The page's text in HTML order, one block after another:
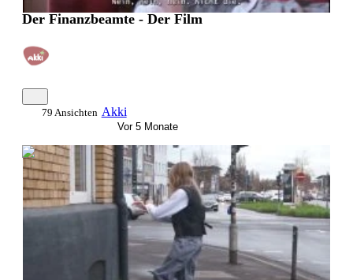
Der Finanzbeamte - Der Film
79 Ansichten Akki
Vor 5 Monate
0:00:52